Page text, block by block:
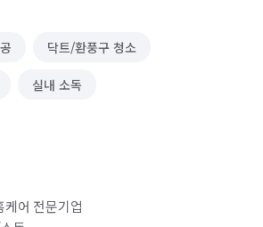
닥트/환풍구 청소
실내 소독
어 전문기업